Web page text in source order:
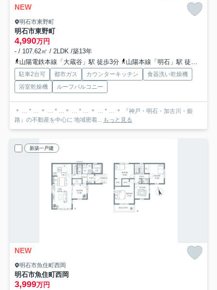
NEW
明石市東野町
明石市東野町
4,990万円
- / 107.62㎡ / 2LDK /築13年
山陽電鉄本線「大蔵谷」駅 徒歩3分
山陽本線「明石」駅 徒歩21分
駐車2台可 都市ガス カウンターキッチン
食器洗い乾燥機
浴室乾燥機
ルーフバルコニー
＊ … * … ＊ … * …＊ … * … ＊ … * … ＊ 『神戸・明石・加古川・姫
路』の不動産を中心に 地域密着... もっと見る
新築一戸建
NEW
明石市魚住町西岡
明石市魚住町西岡
3,999万円